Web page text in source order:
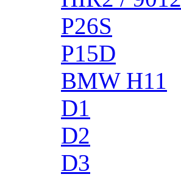
P26S
P15D
BMW H11
D1
D2
D3